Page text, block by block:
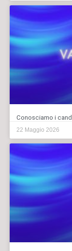
Conosciamo i
22 Maggio 2026